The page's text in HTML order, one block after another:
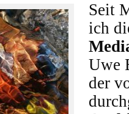
Seit
ich
Uwe
der